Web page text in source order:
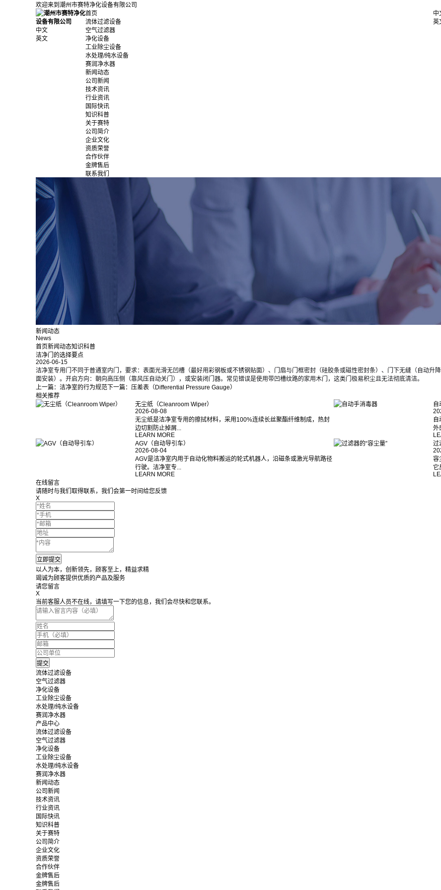
欢迎来到潮州市赛特净化设备有限公司
中文
英文
首页
流体过滤设备
空气过滤器
净化设备
工业除尘设备
水处理/纯水设备
赛润净水器
新闻动态
公司新闻
技术资讯
行业资讯
国际快讯
知识科普
关于赛特
公司简介
企业文化
资质荣誉
合作伙伴
金牌售后
联系我们
中
英
新闻动态
News
首页新闻动态知识科普
洁净门的选择要点
2026-06-15
洁净室专用门不同于普通室内门，要求：表面光滑无凹槽（最好用彩钢板或不锈钢贴面）、门扇与门框密封（硅胶条或磁性密封条）、门下无缝（自动升
面安装）。开启方向：朝向高压侧（靠风压自动关门），或安装闭门器。常见错误是使用带凹槽纹路的家用木门，这类门极易积尘且无法彻底清洁。
上一篇： 洁净室的行为规范 下一篇： 压差表（Differential Pressure Gauge）
相关推荐
无尘纸（Cleanroom Wiper）
2026-08-08
无尘纸是洁净室专用的擦拭材料，采用100%连续长丝聚酯纤维制成，热封
边切割防止掉屑...
LEARN MORE
自
外
AGV（自动导引车）
2026-08-04
AGV是洁净室内用于自动化物料搬运的轮式机器人，沿磁条或激光导航路径
行驶。洁净室专...
LEARN MORE
过
容
它
在线留言
请随时与我们取得联系，我们会第一时间给您反馈
X
以人为本，创新领先，顾客至上，精益求精
竭诚为顾客提供优质的产品及服务
请您留言
X
当前客服人员不在线，请填写一下您的信息，我们会尽快和您联系。
流体过滤设备
空气过滤器
净化设备
工业除尘设备
水处理/纯水设备
赛润净水器
产品中心
流体过滤设备
空气过滤器
净化设备
工业除尘设备
水处理/纯水设备
赛润净水器
新闻动态
公司新闻
技术资讯
行业资讯
国际快讯
知识科普
关于赛特
公司简介
企业文化
资质荣誉
合作伙伴
金牌售后
金牌售后